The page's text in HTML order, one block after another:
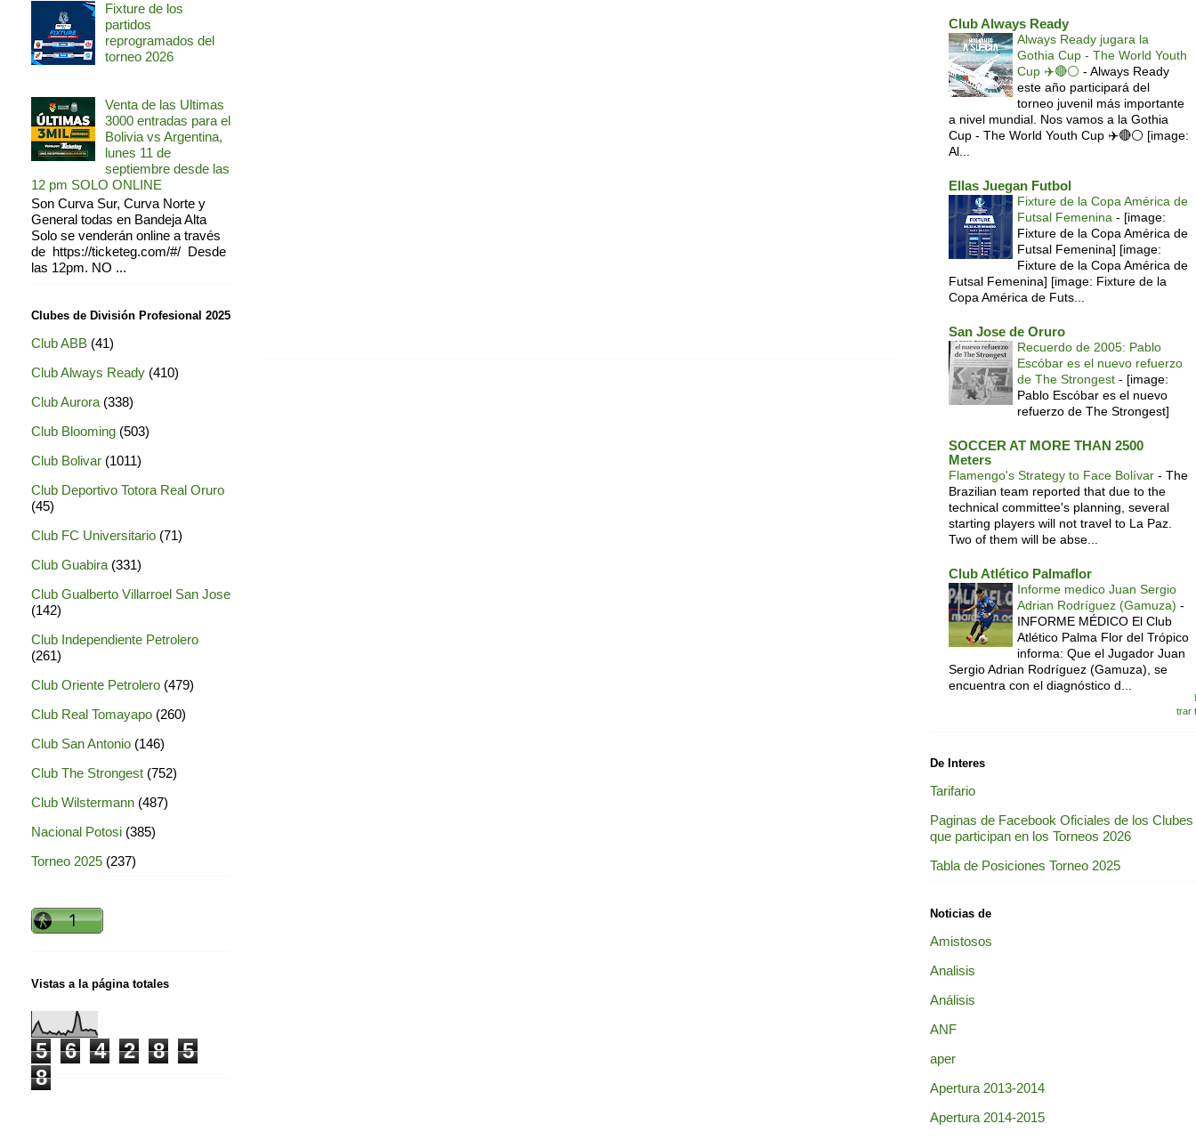
Fixture de los
partidos
reprogramados del
torneo 2026
Venta de las Ultimas
3000 entradas para el
Bolivia vs Argentina,
lunes 11 de
septiembre desde las
12 pm SOLO ONLINE
Son Curva Sur, Curva Norte y
General todas en Bandeja Alta
Solo se venderán online a través
de https://ticketeg.com/#/ Desde
las 12pm. NO ...
Clubes de División Profesional 2025
Club ABB (41)
Club Always Ready (410)
Club Aurora (338)
Club Blooming (503)
Club Bolivar (1011)
Club Deportivo Totora Real Oruro
(45)
Club FC Universitario (71)
Club Guabira (331)
Club Gualberto Villarroel San Jose
(142)
Club Independiente Petrolero
(261)
Club Oriente Petrolero (479)
Club Real Tomayapo (260)
Club San Antonio (146)
Club The Strongest (752)
Club Wilstermann (487)
Nacional Potosi (385)
Torneo 2025 (237)
Vistas a la página totales
5 6 4 2 8
5
8
Club Always Ready
Always Ready jugara la
Gothia Cup - The World Youth
Cup ✈️🔴⚪️ - Always Ready
este año participará del
torneo juvenil más importante
a nivel mundial. Nos vamos a la Gothia
Cup - The World Youth Cup ✈️🔴⚪️ [image:
Al...
Ellas Juegan Futbol
Fixture de la Copa América de
Futsal Femenina - [image:
Fixture de la Copa América de
Futsal Femenina] [image:
Fixture de la Copa América de
Futsal Femenina] [image: Fixture de la
Copa América de Futs...
San Jose de Oruro
Recuerdo de 2005: Pablo
Escóbar es el nuevo refuerzo
de The Strongest - [image:
Pablo Escóbar es el nuevo
refuerzo de The Strongest]
SOCCER AT MORE THAN 2500
Meters
Flamengo's Strategy to Face Bolívar - The
Brazilian team reported that due to the
technical committee's planning, several
starting players will not travel to La Paz.
Two of them will be abse...
Club Atlético Palmaflor
Informe medico Juan Sergio
Adrian Rodríguez (Gamuza) -
INFORME MÉDICO El Club
Atlético Palma Flor del Trópico
informa: Que el Jugador Juan
Sergio Adrian Rodríguez (Gamuza), se
encuentra con el diagnóstico d...
trar
De Interes
Tarifario
Paginas de Facebook Oficiales de los Clubes
que participan en los Torneos 2026
Tabla de Posiciones Torneo 2025
Noticias de
Amistosos
Analisis
Análisis
ANF
aper
Apertura 2013-2014
Apertura 2014-2015